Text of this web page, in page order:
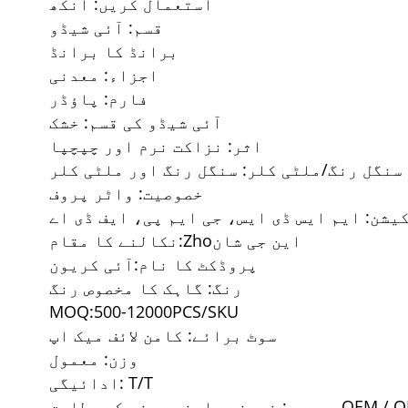
قسم: آئی شیڈو
برانڈ کا برانڈ
اجزاء: معدنی
فارم: پاؤڈر
آئی شیڈو کی قسم: خشک
اثر: نزاکت نرم اور چپچپا
سنگل رنگ/ملٹی کلر: سنگل رنگ اور ملٹی کلر
خصوصیت: واٹر پروف
ایم ایس ڈی ایس، جی ایم پی، ایف ڈی اے
نکالنے کا مقام:Zhoاین جی شان
پروڈکٹ کا نام:آئی کریون
رنگ: گاہک کا مخصوص رنگ
MOQ:500-12000PCS/SKU
سوٹ برائے: کامن لائف میک اپ
وزن: معمول
ادائیگی: T/T